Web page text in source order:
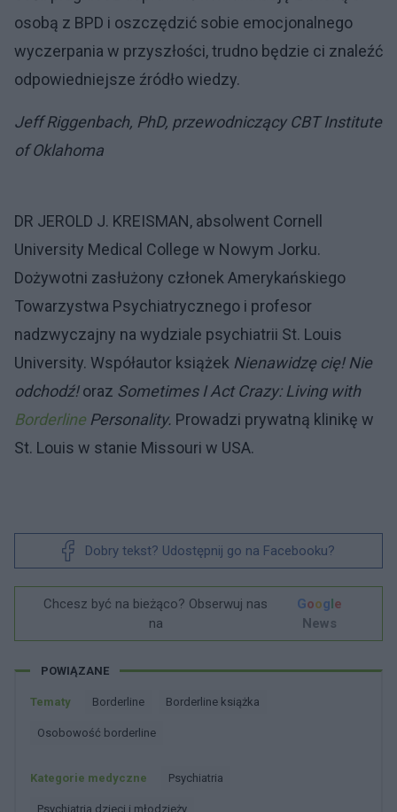
osobą z BPD i oszczędzić sobie emocjonalnego
wyczerpania w przyszłości, trudno będzie ci znaleźć
odpowiedniejsze źródło wiedzy.
Jeff Riggenbach, PhD, przewodniczący CBT Institute
of Oklahoma
DR JEROLD J. KREISMAN, absolwent Cornell
University Medical College w Nowym Jorku.
Dożywotni zasłużony członek Amerykańskiego
Towarzystwa Psychiatrycznego i profesor
nadzwyczajny na wydziale psychiatrii St. Louis
University. Współautor książek Nienawidzę cię! Nie
odchodź!oraz Sometimes I Act Crazy: Living with
Borderline Personality. Prowadzi prywatną klinikę w
St. Louis w stanie Missouri w USA.
Dobry tekst? Udostępnij go na Facebooku?
Chcesz być na bieżąco? Obserwuj nas
na
Google
News
POWIĄZANE
Tematy Borderline Borderline książka
Osobowość borderline
Kategorie medyczne Psychiatria
Psychiatria dzieci i młodzieży